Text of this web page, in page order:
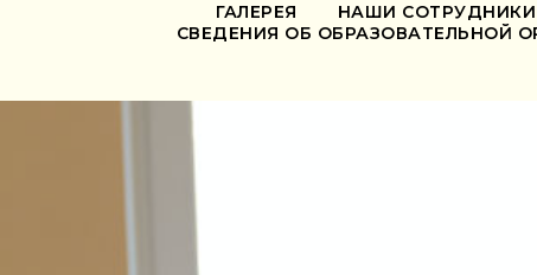
ГАЛЕРЕЯ НАШИ СОТРУДНИКИ
СВЕДЕНИЯ ОБ ОБРАЗОВАТЕЛЬНОЙ